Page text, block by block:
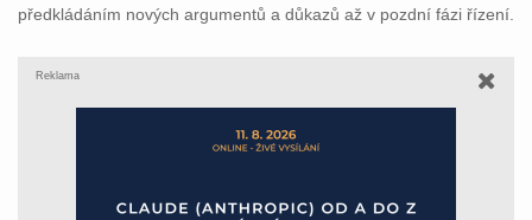
předkládáním nových argumentů a důkazů až v pozdní fázi řízení.
Reklama